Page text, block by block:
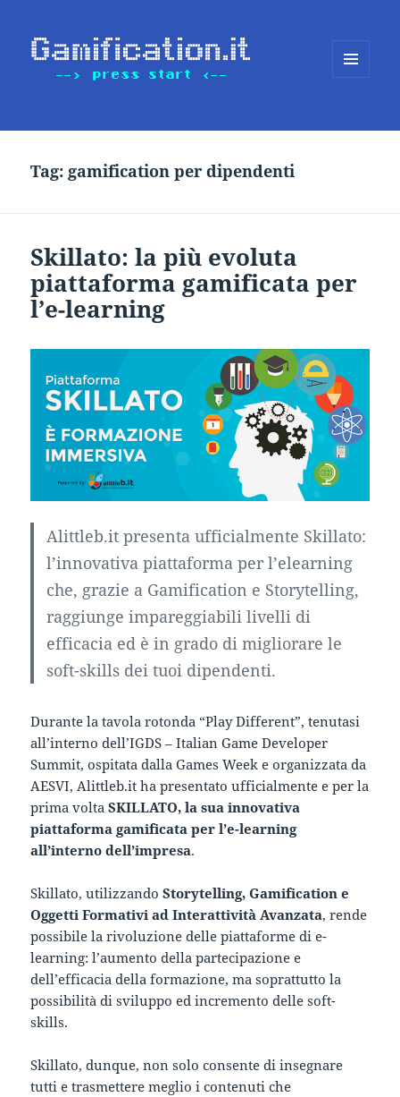
Tag: gamification per dipendenti
Skillato: la più evoluta
piattaforma gamificata per
l’e-learning
Alittleb.it presenta ufficialmente Skillato:
l’innovativa piattaforma per l’elearning
che, grazie a Gamification e Storytelling,
raggiunge impareggiabili livelli di
efficacia ed è in grado di migliorare le
soft-skills dei tuoi dipendenti.
Durante la tavola rotonda “Play Different”, tenutasi
all’interno dell’IGDS – Italian Game Developer
Summit, ospitata dalla Games Week e organizzata da
AESVI, Alittleb.it ha presentato ufficialmente e per la
prima voltaSKILLATO, la sua innovativa
piattaforma gamificata per l’e-learning
all’interno dell’impresa.
Skillato, utilizzandoStorytelling, Gamification e
Oggetti Formativi ad Interattività Avanzata, rende
possibile la rivoluzione delle piattaforme di e-
learning: l’aumento della partecipazione e
dell’efficacia della formazione, ma soprattutto la
possibilità di sviluppo ed incremento delle soft-
skills.
Skillato, dunque, non solo consente di insegnare
tutti e trasmettere meglio i contenuti che